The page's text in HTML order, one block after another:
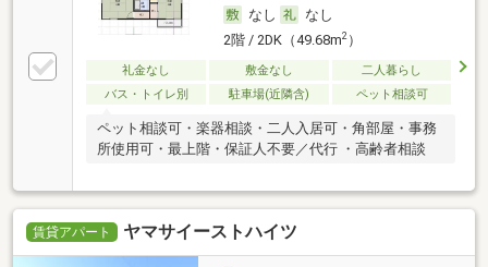
なし
なし
2階 / 2DK（49.68m2）
礼金なし 敷金なし
二人暮らし
バス・トイレ別
駐車場(近隣含) ペット相談可
ペット相談可・楽器相談・二人入居可・角部屋・事務
所使用可・最上階・保証人不要／代行 ・高齢者相談
賃貸アパート ヤマサイーストハイツ